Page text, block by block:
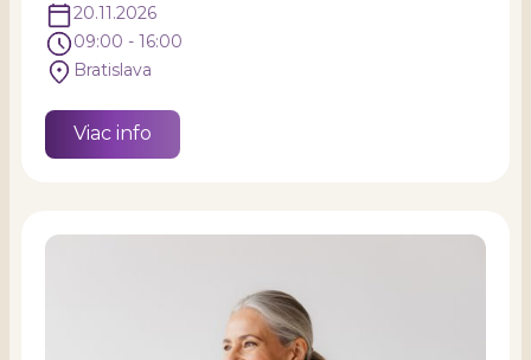
20.11.2026
09:00 - 16:00
Bratislava
Viac info